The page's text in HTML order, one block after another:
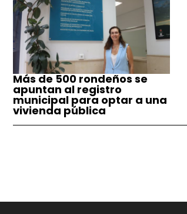
Más de 500 rondeños se
apuntan al registro
municipal para optar a una
vivienda pública